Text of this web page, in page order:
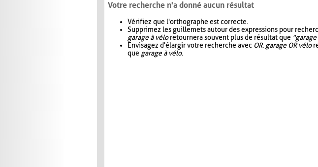
Votre recherche n'a donné aucun résultat
Vérifiez que l'orthographe est correcte.
Supprimez les guillemets autour des expressions pour
garage à véloretournera souvent plus de résultat que
Envisagez d'élargir votre recherche avec OR. garage OR vélo
que garage à vélo.